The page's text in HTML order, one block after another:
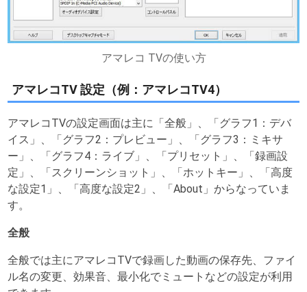
アマレコ TVの使い方
アマレコTV 設定（例：アマレコTV4）
アマレコTVの設定画面は主に「全般」、「グラフ1：デバ
イス」、「グラフ2：プレビュー」、「グラフ3：ミキサ
ー」、「グラフ4：ライブ」、「プリセット」、「録画設
定」、「スクリーンショット」、「ホットキー」、「高度
な設定1」、「高度な設定2」、「About」からなっていま
す。
全般
全般では主にアマレコTVで録画した動画の保存先、ファイ
ル名の変更、効果音、最小化でミュートなどの設定が利用